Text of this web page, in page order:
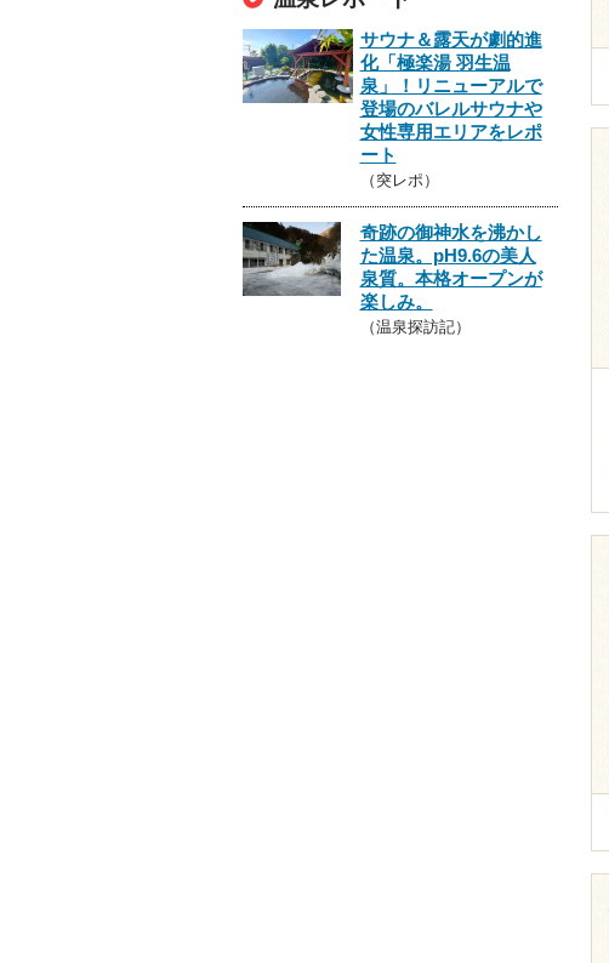
サウナ＆露天が劇的進
化「極楽湯 羽生温
泉」！リニューアルで
登場のバレルサウナや
女性専用エリアをレポ
ート
（突レポ）
奇跡の御神水を沸かし
た温泉。pH9.6の美人
泉質。本格オープンが
楽しみ。
（温泉探訪記）